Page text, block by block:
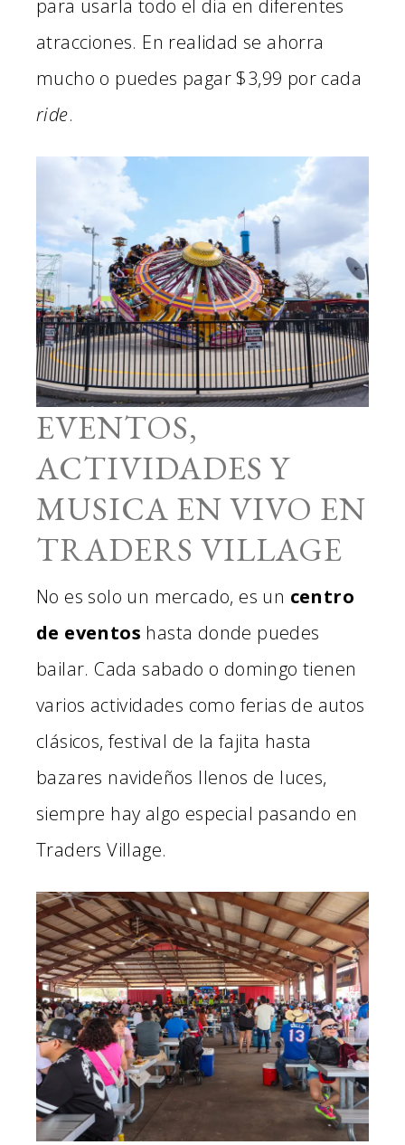
para usarla todo el dia en diferentes
atracciones. En realidad se ahorra
mucho o puedes pagar $3,99 por cada
ride.
EVENTOS,
ACTIVIDADES Y
MUSICA EN VIVO EN
TRADERS VILLAGE
No es solo un mercado, es un centro
de eventos hasta donde puedes
bailar. Cada sabado o domingo tienen
varios actividades como ferias de autos
clásicos, festival de la fajita hasta
bazares navideños llenos de luces,
siempre hay algo especial pasando en
Traders Village.